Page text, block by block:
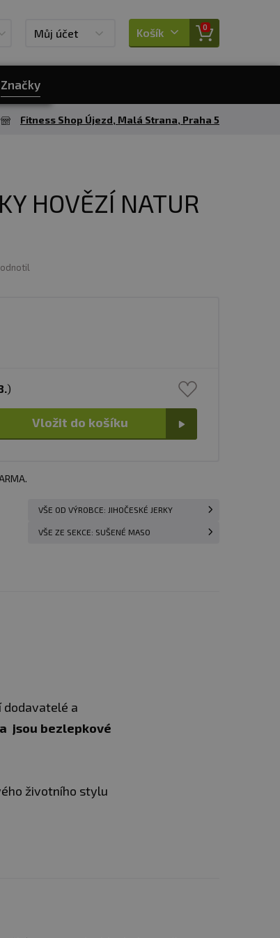
Můj účet Košík 0
Značky
Fitness Shop Újezd, Malá Strana, Praha 5
HOVĚZÍ NATUR
)
Vložit do košíku
VŠE OD VÝROBCE: JIHOČESKÉ JERKY
VŠE ZE SEKCE: SUŠENÉ MASO
dodavatelé a
jsou bezlepkové
životního stylu